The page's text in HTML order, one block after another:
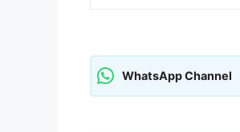
WhatsApp Channel